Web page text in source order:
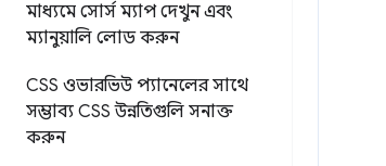
মাধ্যমে সোর্স ম্যাপ দেখুন এবং
ম্যানুয়ালি লোড করুন
CSS ওভারভিউ প্যানেলের সাথে
সম্ভাব্য CSS উন্নতিগুলি সনাক্ত
করুন